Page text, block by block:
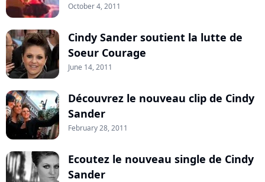
October 4, 2011
Cindy Sander soutient la lutte de
Soeur Courage
June 14, 2011
Découvrez le nouveau clip de Cindy
Sander
February 28, 2011
Ecoutez le nouveau single de Cindy
Sander